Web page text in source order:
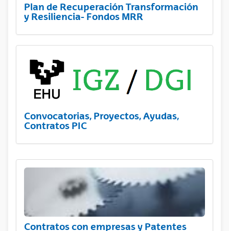
Plan de Recuperación Transformación
y Resiliencia- Fondos MRR
Convocatorias, Proyectos, Ayudas,
Contratos PIC
Contratos con empresas y Patentes